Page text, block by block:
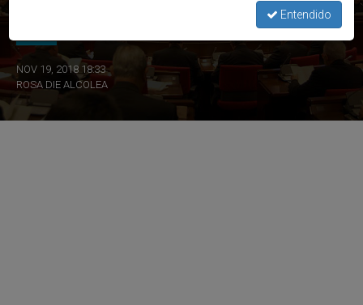
NOV 19, 2018 18:33
ROSA DIE ALCOLEA
Entendido